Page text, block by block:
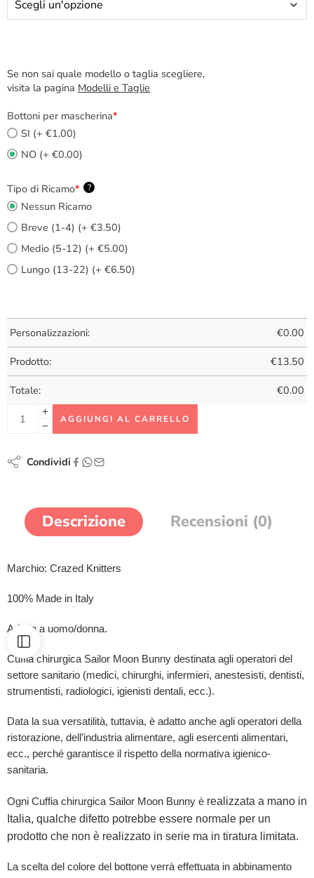
Se non sai quale modello o taglia scegliere,
visita la pagina Modelli e Taglie
Bottoni per mascherina*
SI (+ €1.00)
NO (+ €0.00)
Tipo di Ricamo* ?
Nessun Ricamo
Breve (1-4) (+ €3.50)
Medio (5-12) (+ €5.00)
Lungo (13-22) (+ €6.50)
Personalizzazioni: €0.00
Prodotto: €13.50
Totale: €0.00
AGGIUNGI AL CARRELLO
Condividi
Descrizione Recensioni (0)
Marchio: Crazed Knitters
100% Made in Italy
Adatta a uomo/donna.
Cuffia chirurgica Sailor Moon Bunny destinata agli operatori del
settore sanitario (medici, chirurghi, infermieri, anestesisti, dentisti,
strumentisti, radiologici, igienisti dentali, ecc.).
Data la sua versatilità, tuttavia, è adatto anche agli operatori della
ristorazione, dell’industria alimentare, agli esercenti alimentari,
ecc., perché garantisce il rispetto della normativa igienico-
sanitaria.
Ogni Cuffia chirurgica Sailor Moon Bunny è realizzata a mano in
Italia, qualche difetto potrebbe essere normale per un
prodotto che non è realizzato in serie ma in tiratura limitata.
La scelta del colore del bottone verrà effettuata in abbinamento